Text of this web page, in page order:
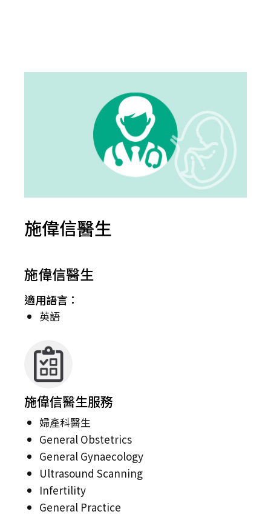
施偉信醫生
施偉信醫生
適用語言：
英語
施偉信醫生服務
婦產科醫生
General Obstetrics
General Gynaecology
Ultrasound Scanning
Infertility
General Practice